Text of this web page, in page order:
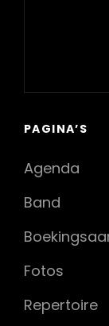
PAGINA’S
Agenda
Band
Fotos
Repertoire